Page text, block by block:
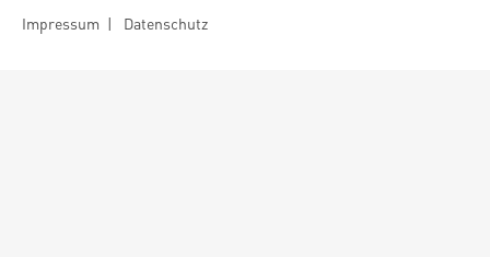
Impressum | Datenschutz